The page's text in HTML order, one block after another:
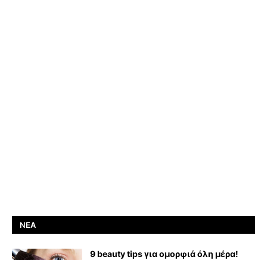
ΝΈΑ
9 beauty tips για ομορφιά όλη μέρα!